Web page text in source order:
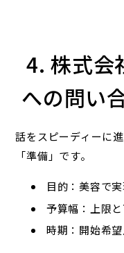
4. 株式会
への問い
話をスピーディーに
「準備」です。
目的：美容で
予算幅：上限
時期：開始希